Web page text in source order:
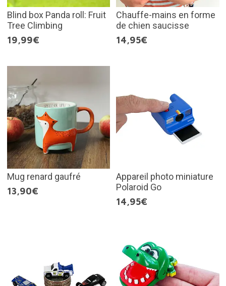
Blind box Panda roll: Fruit
Tree Climbing
19,99€
Chauffe-mains en forme
de chien saucisse
14,95€
Mug renard gaufré
13,90€
Appareil photo miniature
Polaroid Go
14,95€